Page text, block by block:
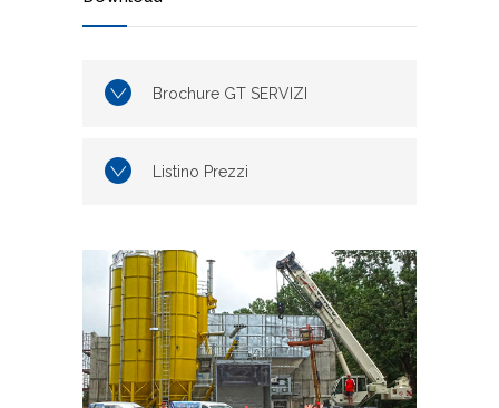
Brochure GT SERVIZI
Listino Prezzi